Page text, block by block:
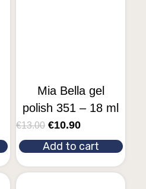
Mia Bella gel
polish 351 – 18 ml
€13.00 €10.90
Add to cart